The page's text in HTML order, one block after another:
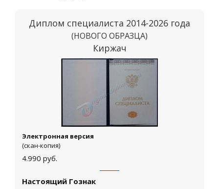
Диплом специалиста 2014-2026 года
(НОВОГО ОБРАЗЦА)
Киржач
Электронная версия
(скан-копия)
4.990 руб.
Настоящий Гознак